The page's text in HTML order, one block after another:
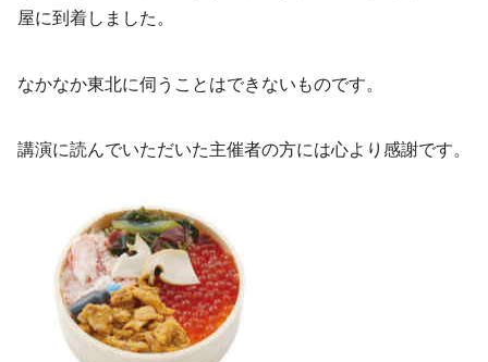
屋に到着しました。
なかなか東北に伺うことはできないものです。
講演に読んでいただいた主催者の方には心より感謝です。